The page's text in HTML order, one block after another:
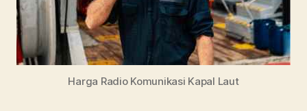
Harga Radio Komunikasi Kapal Laut